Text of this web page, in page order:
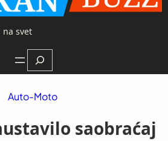
na svet
Search
Auto-Moto
saobraćaj